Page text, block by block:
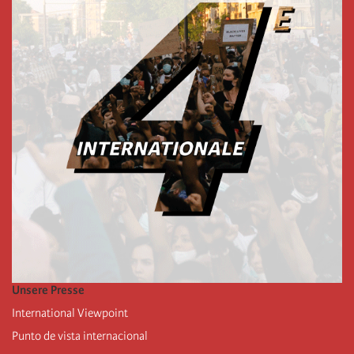
Unsere Presse
International Viewpoint
Punto de vista internacional